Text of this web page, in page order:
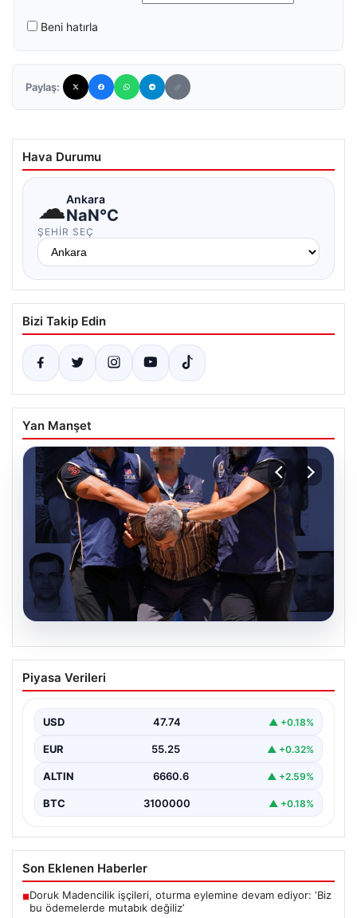
Beni hatırla
Paylaş:
Hava Durumu
☁Ankara
NaN°C
ŞEHIR SEÇ
Bizi Takip Edin
Yan Manşet
07.08.2026
FETÖ’nün Suikast Timindeki Burkay
Karatepe’den İlgili Gelişmeler ve Arama
15 Temmuz darbe girişimi sırasında Cumhurbaşkanı
planında yer…
Piyasa Verileri
USD 47.74 ▲ +0.18%
EUR 55.25 ▲ +0.32%
ALTIN 6660.6 ▲ +2.59%
BTC 3100000 ▲ +0.18%
Son Eklenen Haberler
■Doruk Madencilik işçileri, oturma eylemine devam ediyor: ‘Biz
bu ödemelerde mutabık değiliz’